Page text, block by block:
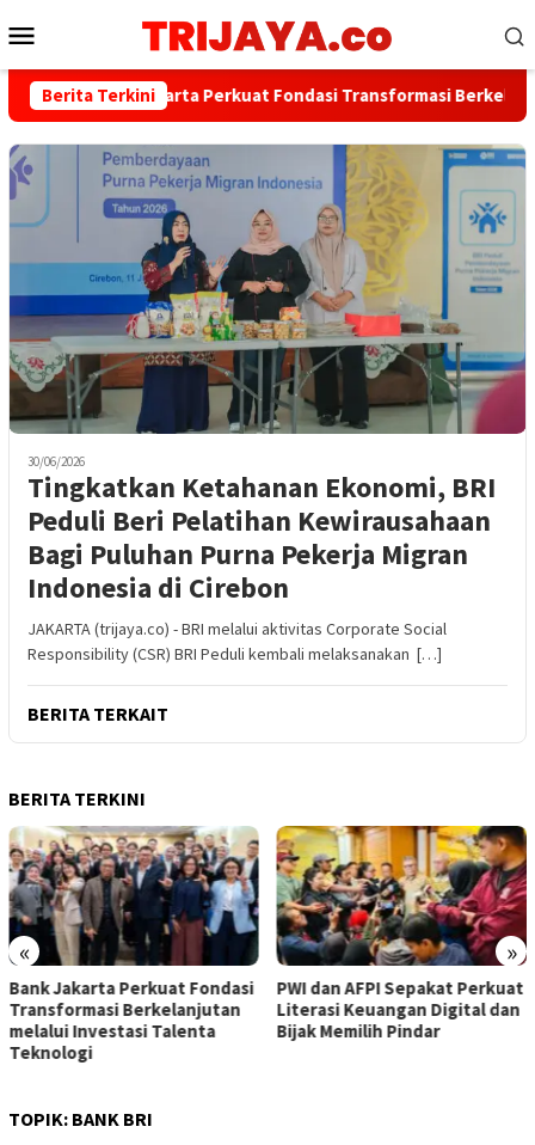
ke
Mobile
Berita Terkini
Bank Jakarta Perkuat Fondasi Transformasi
30/06/2026
Tingkatkan Ketahanan Ekonomi, BRI
Peduli Beri Pelatihan Kewirausahaan
Bagi Puluhan Purna Pekerja Migran
Indonesia di Cirebon
JAKARTA (trijaya.co) - BRI melalui aktivitas Corporate Social
Responsibility (CSR) BRI Peduli kembali melaksanakan […]
BERITA TERKAIT
BERITA TERKINI
« »
Bank Jakarta Perkuat Fondasi
Transformasi Berkelanjutan
melalui Investasi Talenta
Teknologi
PWI dan AFPI Sepakat Perkuat
Literasi Keuangan Digital dan
Bijak Memilih Pindar
TOPIK: BANK BRI